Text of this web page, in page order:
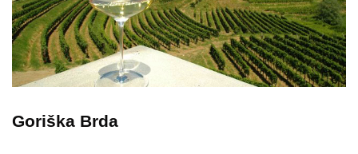
Goriška Brda